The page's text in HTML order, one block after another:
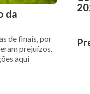
da
de finais, por
prejuízos.
aqui